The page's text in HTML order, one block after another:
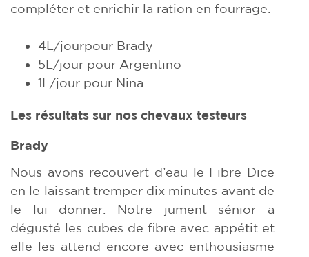
compléter et enrichir la ration en fourrage.
4L/jourpour Brady
5L/jour pour Argentino
1L/jour pour Nina
Les résultats sur nos chevaux testeurs
Brady
Nous avons recouvert d’eau le Fibre Dice
en le laissant tremper dix minutes avant de
le lui donner. Notre jument sénior a
dégusté les cubes de fibre avec appétit et
elle les attend encore avec enthousiasme